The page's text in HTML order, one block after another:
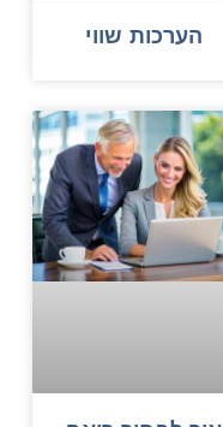
הערכות שווי